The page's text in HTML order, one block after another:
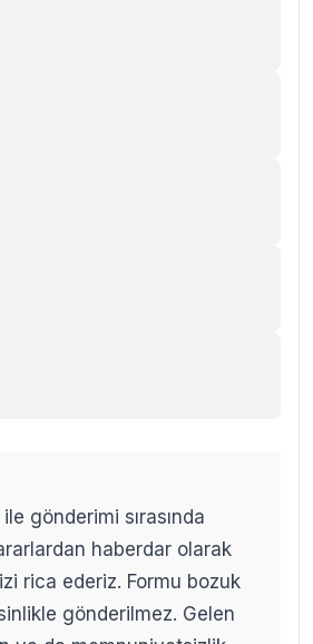
gönderimi sırasında
haberdar olarak
rica ederiz. Formu bozuk
gönderilmez. Gelen